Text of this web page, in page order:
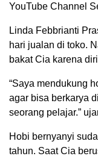
YouTube Channel
Linda Febbrianti
hari jualan di toko.
bakat Cia karena
“Saya mendukung
agar bisa berkarya
seorang pelajar.”
Hobi bernyanyi
tahun. Saat Cia